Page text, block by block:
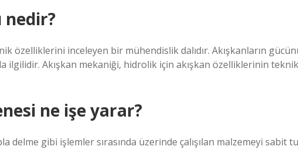
nedir?
özelliklerini inceleyen bir mühendislik dalıdır. Akışkanların
ilgilidir. Akışkan mekaniği, hidrolik için akışkan özelliklerinin teknik
ne işe yarar?
delme gibi işlemler sırasında üzerinde çalışılan malzemeyi sabit